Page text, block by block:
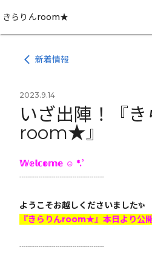
きらりんroom★
arrow_back_ios 新着情報
2023.9.14
いざ出陣！『き
room★』
𝕎𝕖𝕝𝕔𝕠𝕞𝕖 ☺︎ *.ﾟ
┈┈┈┈┈┈┈┈┈┈
ようこそお越しくださいました✨
『きらりんroom★』本日より公
┈┈┈┈┈┈┈┈┈┈